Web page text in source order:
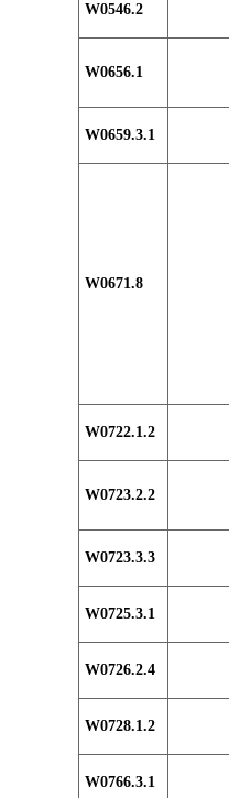
W0546.2
W0656.1
W0659.3.1
W0671.8
W0722.1.2
W0723.2.2
W0723.3.3
W0725.3.1
W0726.2.4
W0728.1.2
W0766.3.1